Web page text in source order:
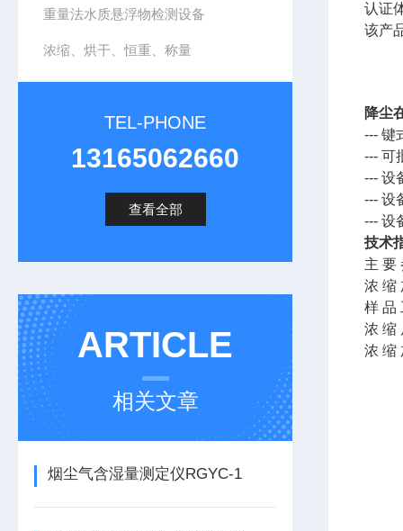
重量法水质悬浮物检测设备
浓缩、烘干、恒重、称量
TEL-PHONE
13165062660
查看全部
ARTICLE
相关文章
烟尘气含湿量测定仪RGYC-1
认证
该产
降尘
--- 键
--- 可
--- 设
--- 设
--- 设
技术
主 要
浓 缩
样 品
浓 缩
浓 缩